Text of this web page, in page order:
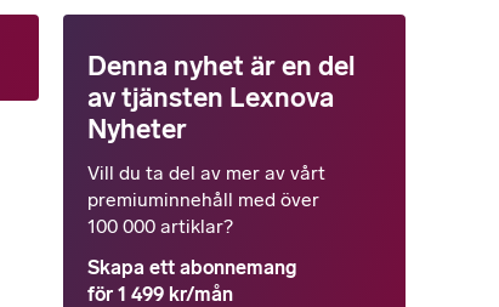
Denna nyhet är en del
av tjänsten Lexnova
Nyheter
Vill du ta del av mer av vårt
premiuminnehåll med över
100 000 artiklar?
Skapa ett abonnemang
för 1 499 kr/mån